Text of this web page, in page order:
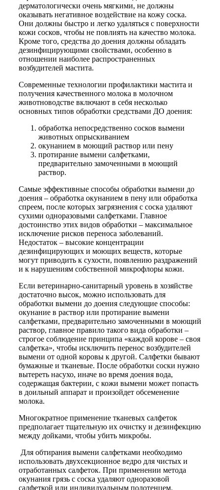
дерматологически очень мягкими, не должны
оказывать негативное воздействие на кожу соска.
Они должны быстро и легко удаляться с поверхности
кожи сосков, чтобы не повлиять на качество молока.
Кроме того, средства до доения должны обладать
дезинфицирующими свойствами, особенно в
отношении наиболее распространенных
возбудителей мастита.
Современные технологии профилактики мастита и
получения качественного молока в молочном
животноводстве включают в себя несколько
основных типов обработки средствами ДО доения:
обработка непосредственно сосков вымени
животных опрыскиванием
окунанием в моющий раствор или пену
протирание вымени салфетками,
предварительно замоченными в моющий
раствор.
Самые эффективные способы обработки вымени до
доения – обработка окунанием в пену или обработка
спреем, после которых загрязнения с соска удаляют
сухими одноразовыми салфетками. Главное
достоинство этих видов обработки – максимальное
исключение рисков переноса заболеваний.
Недостаток – высокие концентрации
дезинфицирующих и моющих веществ, которые
могут приводить к сухости, появлению раздражений
и к нарушениям собственной микрофлоры кожи.
Если ветеринарно-санитарный уровень в хозяйстве
достаточно высок, можно использовать для
обработки вымени до доения следующие способы:
окунание в раствор или протирание вымени
салфетками, предварительно замоченными в моющий
раствор, главное правило такого вида обработки –
строгое соблюдение принципа «каждой корове – своя
салфетка», чтобы исключить перенос возбудителей
вымени от одной коровы к другой. Салфетки бывают
бумажные и тканевые. После обработки соски нужно
вытереть насухо, иначе во время доения вода,
содержащая бактерии, с кожи вымени может попасть
в доильный аппарат и произойдет обсеменение
молока.
Многократное применение тканевых салфеток
предполагает тщательную их очистку и дезинфекцию
между дойками, чтобы убить микробы.
Для обтирания вымени салфетками необходимо
использовать двухсекционное ведро для чистых и
отработанных салфеток. При применении метода
окунания грязь с соска удаляют одноразовой
салфеткой или индивидуальным полотенцем.